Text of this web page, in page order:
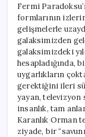
Fermi
formlarının
gelişmelerle
galaksimizden
galaksimizdeki
hesapladığında,
uygarlıkların
gerektiğini ileri
yayan,
insanlık, tam
Karanlık Orman
ziyade, bir